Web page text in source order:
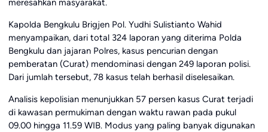
meresahkan masyarakat.
Kapolda Bengkulu Brigjen Pol. Yudhi Sulistianto Wahid
menyampaikan, dari total 324 laporan yang diterima Polda
Bengkulu dan jajaran Polres, kasus pencurian dengan
pemberatan (Curat) mendominasi dengan 249 laporan polisi.
Dari jumlah tersebut, 78 kasus telah berhasil diselesaikan.
Analisis kepolisian menunjukkan 57 persen kasus Curat terjadi
di kawasan permukiman dengan waktu rawan pada pukul
09.00 hingga 11.59 WIB. Modus yang paling banyak digunakan